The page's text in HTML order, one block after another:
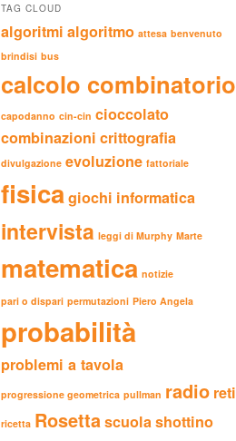
TAG CLOUD
algoritmi algoritmo attesa benvenuto
brindisi bus
calcolo combinatorio
capodanno cin-cin cioccolato
combinazioni crittografia
divulgazione evoluzione fattoriale
fisicagiochi informatica
intervista leggi di Murphy Marte
matematica notizie
pari o dispari permutazioni Piero Angela
probabilità
problemi a tavola
progressione geometrica pullman radio reti
ricetta Rosetta scuolashottino